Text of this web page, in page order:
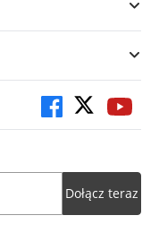
Dołącz teraz